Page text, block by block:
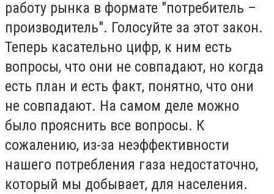
работу рынка в формате "потребитель –
производитель". Голосуйте за этот закон.
Теперь касательно цифр, к ним есть
вопросы, что они не совпадают, но когда
есть план и есть факт, понятно, что они
не совпадают. На самом деле можно
было прояснить все вопросы. К
сожалению, из-за неэффективности
нашего потребления газа недостаточно,
который мы добывает, для населения.